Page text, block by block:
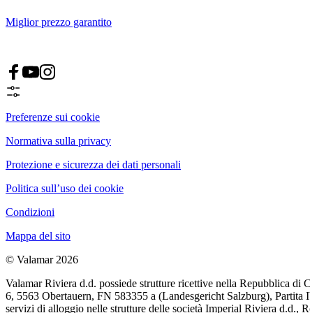
Miglior prezzo garantito
Preferenze sui cookie
Normativa sulla privacy
Protezione e sicurezza dei dati personali
Politica sull’uso dei cookie
Condizioni
Mappa del sito
© Valamar 2026
Valamar Riviera d.d. possiede strutture ricettive nella Repubblica di
6, 5563 Obertauern, FN 583355 a (Landesgericht Salzburg),
servizi di alloggio nelle strutture delle società Imperial Riviera